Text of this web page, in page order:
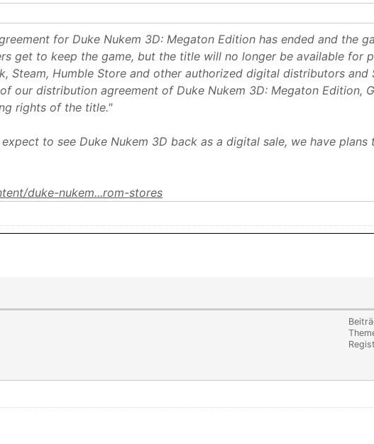
for Duke Nukem 3D: Megaton Edition has ended and the
get to keep the game, but the title will no longer be available for
Steam, Humble Store and other authorized digital distributors and
our distribution agreement of Duke Nukem 3D: Megaton Edition,
rights of the title."
to see Duke Nukem 3D back as a digital sale, we have plans
duke-nukem...rom-stores